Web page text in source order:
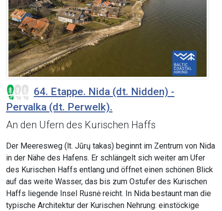
64. Etappe. Nida (dt. Nidden) -
Pervalka (dt. Perwelk).
An den Ufern des Kurischen Haffs
Der Meeresweg (lt. Jūrų takas) beginnt im Zentrum von Nida
in der Nähe des Hafens. Er schlängelt sich weiter am Ufer
des Kurischen Haffs entlang und öffnet einen schönen Blick
auf das weite Wasser, das bis zum Ostufer des Kurischen
Haffs liegende Insel Rusnė reicht. In Nida bestaunt man die
typische Architektur der Kurischen Nehrung: einstöckige